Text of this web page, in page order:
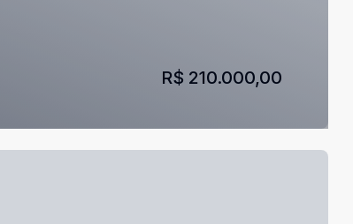
R$ 210.000,00